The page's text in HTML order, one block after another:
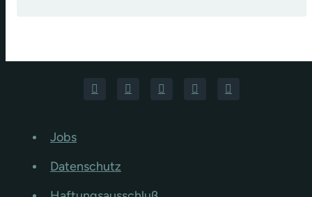
Jobs
Datenschutz